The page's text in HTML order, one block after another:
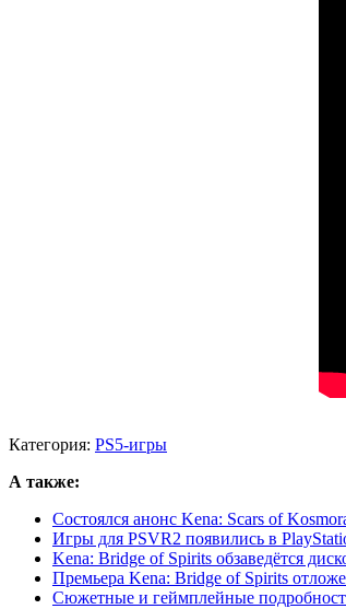
Категория: PS5-игры
А также:
Состоялся анонс Kena: Scars of
Игры для PSVR2 появились в
Kena: Bridge of Spirits обзаведётся
Премьера Kena: Bridge of Spirits
Сюжетные и геймплейные